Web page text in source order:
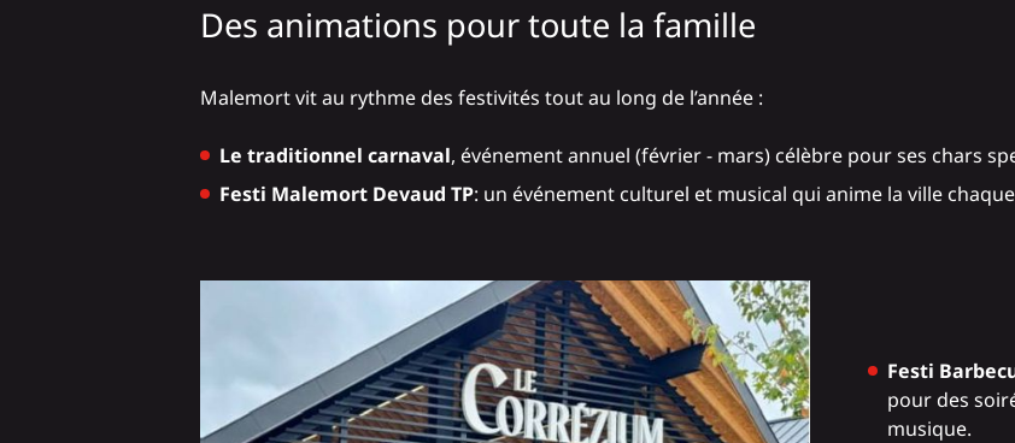
Des animations pour toute la famille
Malemort vit au rythme des festivités tout au long de l’année :
Le traditionnel carnaval, événement annuel (février - mars) célèbre pour ses chars
Festi Malemort Devaud TP: un événement culturel et musical qui anime la ville
Festi
pour des
musique.